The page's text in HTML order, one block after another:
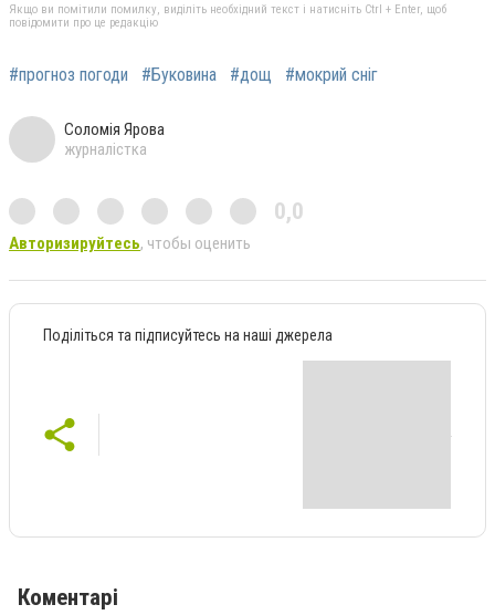
Якщо ви помітили помилку, виділіть необхідний текст і натисніть Ctrl + Enter, щоб
повідомити про це редакцію
#прогноз погоди #Буковина #дощ #мокрий сніг
Соломія Ярова
журналістка
0,0
Авторизируйтесь, чтобы оценить
Поділіться та підписуйтесь на наші джерела
Коментарі